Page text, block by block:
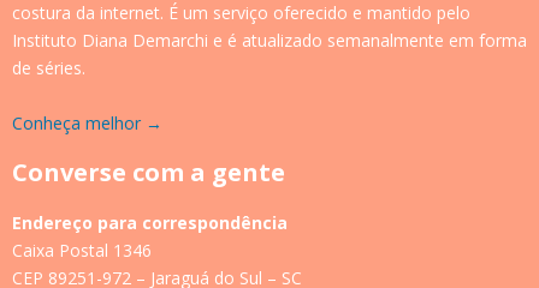
costura da internet. É um serviço oferecido e mantido pelo
Instituto Diana Demarchi e é atualizado semanalmente em forma
de séries.
Conheça melhor →
Converse com a gente
Endereço para correspondência
Caixa Postal 1346
CEP 89251-972 – Jaraguá do Sul – SC